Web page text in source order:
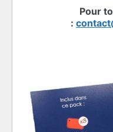
Pour
: